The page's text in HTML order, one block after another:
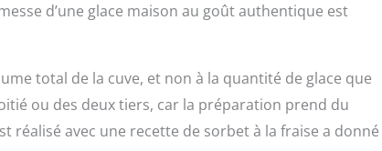
d’une glace maison au goût authentique est
total de la cuve, et non à la quantité de glace que
ou des deux tiers, car la préparation prend du
avec une recette de sorbet à la fraise a donné